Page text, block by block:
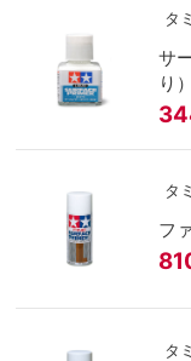
タ
サ
り）
タ
フ
タ